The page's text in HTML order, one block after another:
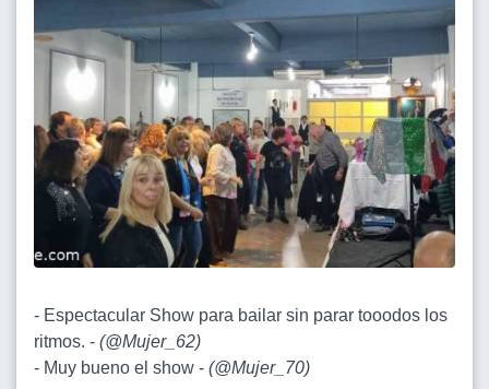
- Espectacular Show para bailar sin parar tooodos los
ritmos. - (@Mujer_62)
- Muy bueno el show - (@Mujer_70)